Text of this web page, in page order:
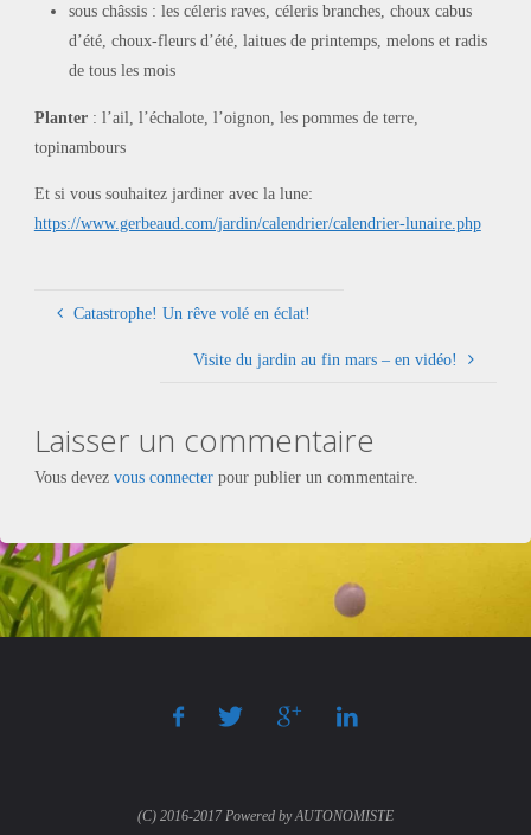
sous châssis : les céleris raves, céleris branches, choux cabus
d’été, choux-fleurs d’été, laitues de printemps, melons et radis
de tous les mois
Planter: l’ail, l’échalote, l’oignon, les pommes de terre,
topinambours
Et si vous souhaitez jardiner avec la lune:
https://www.gerbeaud.com/jardin/calendrier/calendrier-lunaire.php
Catastrophe! Un rêve volé en éclat!
Visite du jardin au fin mars – en vidéo!
Laisser un commentaire
Vous devez vous connecterpour publier un commentaire.
(C) 2016-2017 Powered by AUTONOMISTE